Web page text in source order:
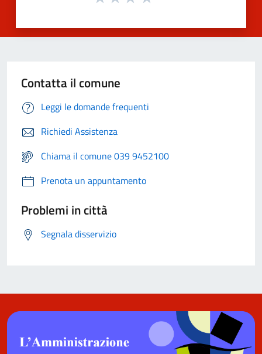
Contatta il comune
Leggi le domande frequenti
Richiedi Assistenza
Chiama il comune 039 9452100
Prenota un appuntamento
Problemi in città
Segnala disservizio